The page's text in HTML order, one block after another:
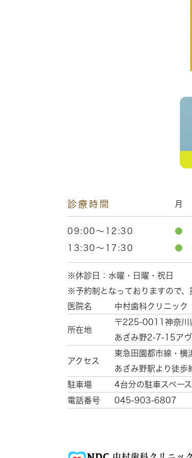
診療時間 月
09:00～12:30 ●
13:30～17:30 ●
※休診日：水曜・日曜・祝日
※予約制となっておりますので、
医院名
中村歯科クリニック
所在地
〒225-0011 神奈川
あざみ野2-7-15ア
アクセス
東急田園都市線・横
あざみ野駅より徒歩
駐車場
4台分の駐車スペー
電話番号
045-903-6807